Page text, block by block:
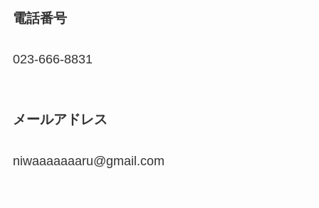
電話番号
023-666-8831
メールアドレス
niwaaaaaaaru@gmail.com